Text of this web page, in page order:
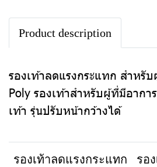
Product description
รองเท้าลดแรงกระแทก สำหรั
Poly รองเท้าสำหรับผู้ที่มีอากา
เท้า รุ่นปรับหน้ากว้างได้
รองเท้าลดแรงกระแทก
รอ